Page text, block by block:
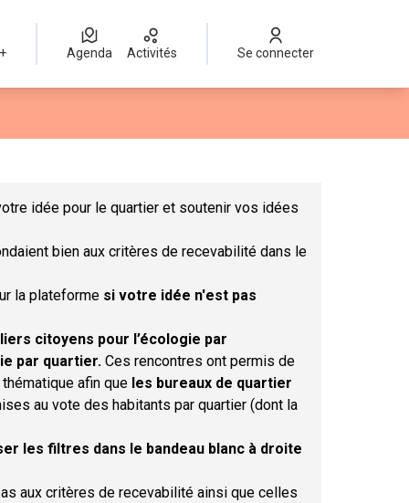
Agenda Activités Se connecter
idée pour le quartier et soutenir vos idées
bien aux critères de recevabilité dans le
la plateforme si votre idée n'est pas
citoyens pour l’écologie par
par quartier. Ces rencontres ont permis de
afin que les bureaux de quartier
au vote des habitants par quartier (dont la
les filtres dans le bandeau blanc à droite
aux critères de recevabilité ainsi que celles